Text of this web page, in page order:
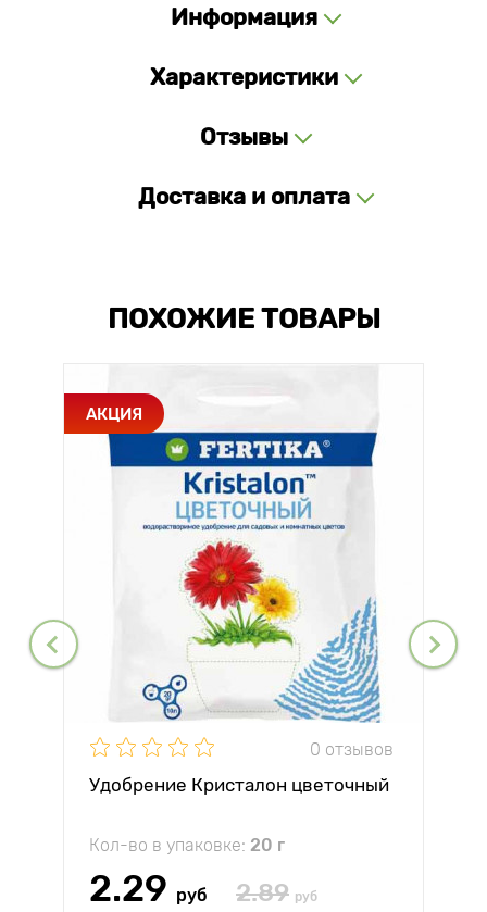
Информация
Характеристики
Отзывы
Доставка и оплата
ПОХОЖИЕ ТОВАРЫ
АКЦИЯ
0 отзывов
Удобрение Кристалон цветочный
Кол-во в упаковке: 20 г
2.29 руб 2.89 руб